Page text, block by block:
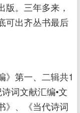
。三年多来，
可出齐丛书最后
》第一、二辑共1
词文献汇编•文
》、《当代诗词